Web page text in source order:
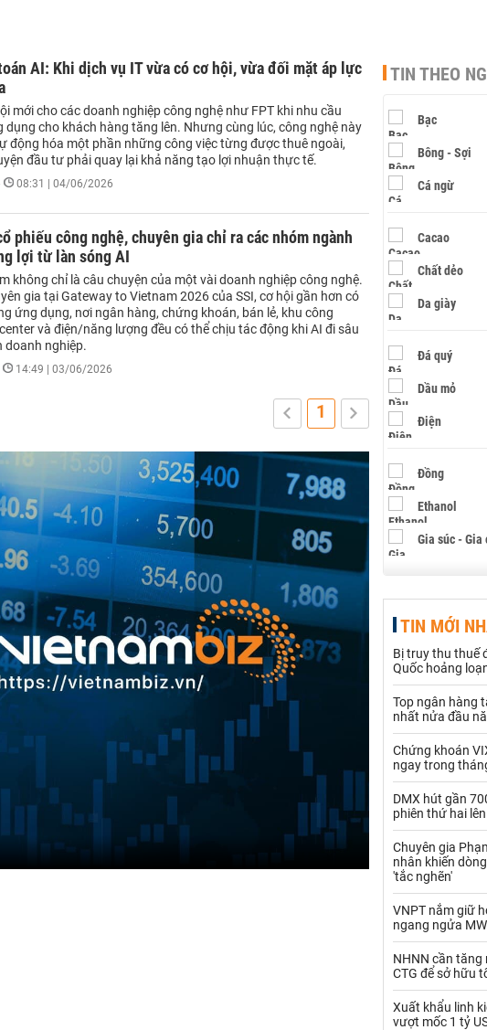
AI: Khi dịch vụ IT vừa có cơ hội, vừa đối mặt áp lực
mới cho các doanh nghiệp công nghệ như FPT khi nhu cầu
dụng cho khách hàng tăng lên. Nhưng cùng lúc, công nghệ này
động hóa một phần những công việc từng được thuê ngoài,
đầu tư phải quay lại khả năng tạo lợi nhuận thực tế.
08:31 | 04/06/2026
phiếu công nghệ, chuyên gia chỉ ra các nhóm ngành
lợi từ làn sóng AI
không chỉ là câu chuyện của một vài doanh nghiệp công nghệ.
gia tại Gateway to Vietnam 2026 của SSI, cơ hội gần hơn có
ứng dụng, nơi ngân hàng, chứng khoán, bán lẻ, khu công
và điện/năng lượng đều có thể chịu tác động khi AI đi sâu
doanh nghiệp.
14:49 | 03/06/2026
1
TIN THEO
Bạc
Bông - Sợi
Cá ngừ
Cacao
Chất dẻo
Da giày
Đá quý
Dầu mỏ
Điện
Đồng
Ethanol
Gia súc - Gia
Hạt điều
Khí đốt
Kim loại khác
Muối
Nhựa - Hạt
Palladium
Rau - Củ -Quả
Sữa
Than
Thủy hải sản
Vàng
TIN MỚI
Bị truy thu thuế
Quốc hoảng
Top ngân hàng
nhất nửa đầu
Chứng khoán
ngay trong
DMX hút gần
phiên thứ hai lên
Chuyên gia
nhân khiến
'tắc nghẽn'
VNPT nắm giữ
ngang ngửa
NHNN cần tăng
CTG để sở hữu
Xuất khẩu linh
vượt mốc 1 tỷ